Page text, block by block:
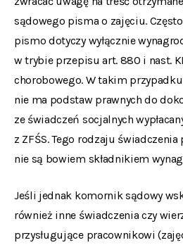
sądowego pisma o zajęciu.
pismo dotyczy wyłącznie
w trybie przepisu art. 880 i nast.
chorobowego. W takim
nie ma podstaw prawnych do
ze świadczeń socjalnych
z ZFŚS. Tego rodzaju świadczenia
nie są bowiem składnikiem
Jeśli jednak komornik sądowy
również inne świadczenia czy
przysługujące pracownikowi